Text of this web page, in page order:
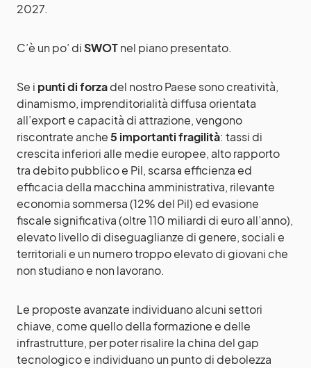
2027.
C’è un po’ diSWOTnel piano presentato.
Se i punti di forzadel nostro Paese sono creatività,
dinamismo, imprenditorialità diffusa orientata
all’export e capacità di attrazione, vengono
riscontrate anche5 importanti fragilità: tassi di
crescita inferiori alle medie europee, alto rapporto
tra debito pubblico e Pil, scarsa efficienza ed
efficacia della macchina amministrativa, rilevante
economia sommersa (12% del Pil) ed evasione
fiscale significativa (oltre 110 miliardi di euro all’anno),
elevato livello di diseguaglianze di genere, sociali e
territoriali e un numero troppo elevato di giovani che
non studiano e non lavorano.
Le proposte avanzate individuano alcuni settori
chiave, come quello della formazione e delle
infrastrutture, per poter risalire la china del gap
tecnologico e individuano un punto di debolezza